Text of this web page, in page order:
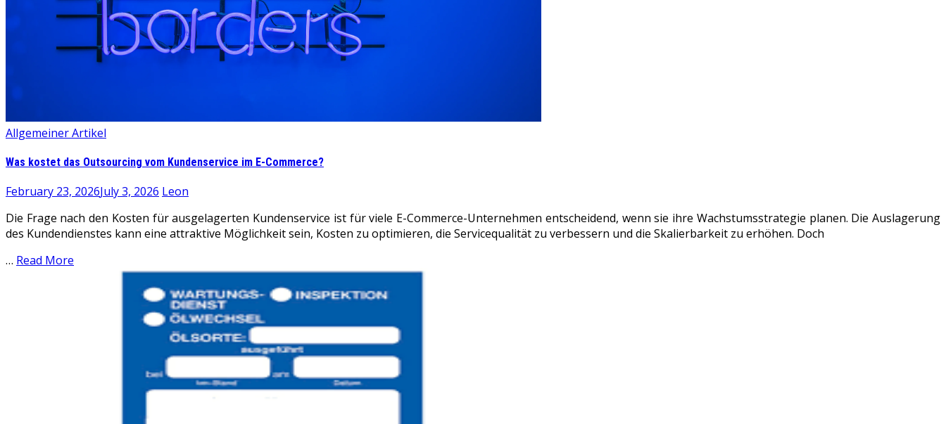
Allgemeiner Artikel
Was kostet das Outsourcing vom Kundenservice im E-Commerce?
February 23, 2026July 3, 2026 Leon
Die Frage nach den Kosten für ausgelagerten Kundenservice ist für viele E-Commerce-Unternehmen entscheidend, wenn sie ihre Wachstumsstrategie planen. Die Auslagerung
des Kundendienstes kann eine attraktive Möglichkeit sein, Kosten zu optimieren, die Servicequalität zu verbessern und die Skalierbarkeit zu erhöhen. Doch
… Read More